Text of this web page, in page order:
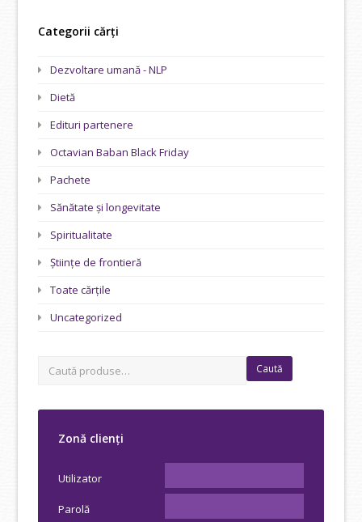
Categorii cărți
Dezvoltare umană - NLP
Dietă
Edituri partenere
Octavian Baban Black Friday
Pachete
Sănătate și longevitate
Spiritualitate
Științe de frontieră
Toate cărțile
Uncategorized
Caută
Zonă clienți
Utilizator
Parolă